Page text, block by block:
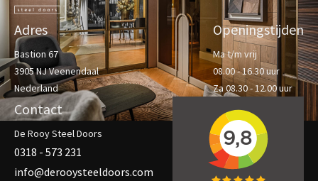
Adres
Bastion 67
3905 NJ Veenendaal
Nederland
Openingstijden
Ma t/m vrij
08.00 - 16.30 uur
Za 08.30 - 12.00 uur
Contact
De Rooy Steel Doors
0318 - 573 231
info@derooysteeldoors.com